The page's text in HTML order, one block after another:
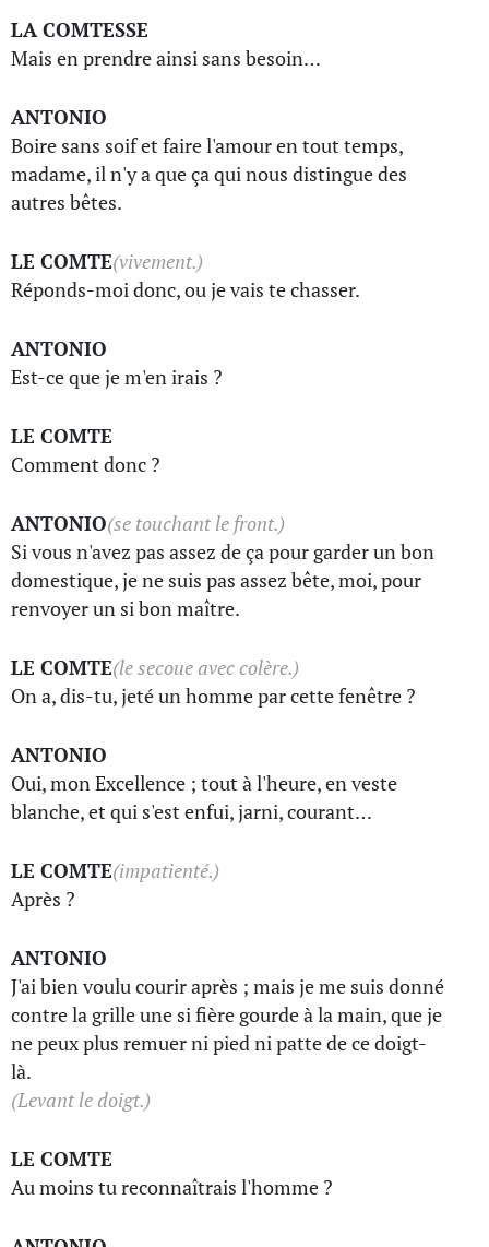
LA COMTESSE
Mais en prendre ainsi sans besoin…
ANTONIO
Boire sans soif et faire l'amour en tout temps,
madame, il n'y a que ça qui nous distingue des
autres bêtes.
LE COMTE(vivement.)
Réponds-moi donc, ou je vais te chasser.
ANTONIO
Est-ce que je m'en irais ?
LE COMTE
Comment donc ?
ANTONIO(se touchant le front.)
Si vous n'avez pas assez de ça pour garder un bon
domestique, je ne suis pas assez bête, moi, pour
renvoyer un si bon maître.
LE COMTE(le secoue avec colère.)
On a, dis-tu, jeté un homme par cette fenêtre ?
ANTONIO
Oui, mon Excellence ; tout à l'heure, en veste
blanche, et qui s'est enfui, jarni, courant…
LE COMTE(impatienté.)
Après ?
ANTONIO
J'ai bien voulu courir après ; mais je me suis donné
contre la grille une si fière gourde à la main, que je
ne peux plus remuer ni pied ni patte de ce doigt-
là.
(Levant le doigt.)
LE COMTE
Au moins tu reconnaîtrais l'homme ?